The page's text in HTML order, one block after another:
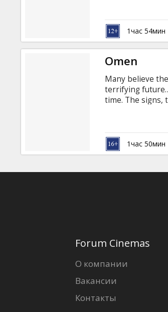
and Joan Allen
wanted was to
made him what
1час 54мин
Omen
Many believe
terrifying
time. The signs,
1час 50мин
Forum Cinemas
О компании
Вакансии
Контакты